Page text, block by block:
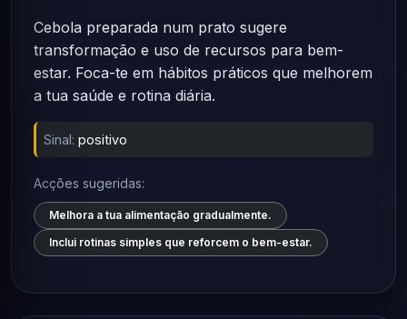
Cebola preparada num prato sugere
transformação e uso de recursos para bem-
estar. Foca-te em hábitos práticos que melhorem
a tua saúde e rotina diária.
Sinal: positivo
Acções sugeridas:
Melhora a tua alimentação gradualmente.
Inclui rotinas simples que reforcem o bem-estar.